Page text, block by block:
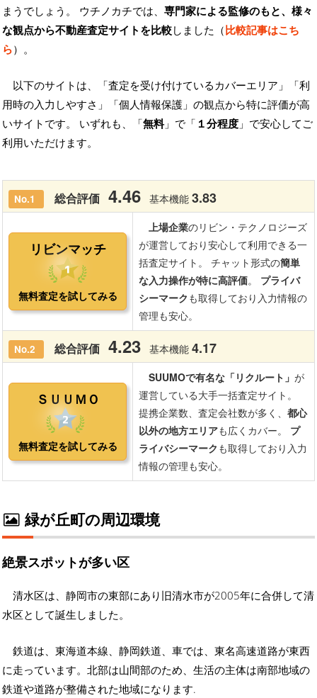
まうでしょう。 ウチノカチでは、 専門家による監修のもと、様々
な観点から不動産査定サイトを比較しました（比較記事はこち
ら）。
以下のサイトは、「査定を受け付けているカバーエリア」「利
用時の入力しやすさ」「個人情報保護」の観点から特に評価が高
いサイトです。 いずれも、「無料」で「 １分程度 」で安心してご
利用いただけます。
緑が丘町の周辺環境
絶景スポットが多い区
清水区は、静岡市の東部にあり旧清水市が2005年に合併して清
水区として誕生しました。
鉄道は、東海道本線、静岡鉄道、車では、東名高速道路が東西
に走っています。北部は山間部のため、生活の主体は南部地域の
鉄道や道路が整備された地域になります.